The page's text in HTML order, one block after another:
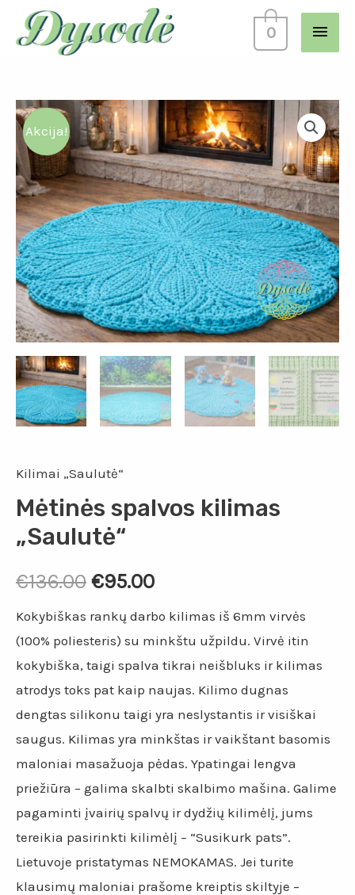
0
Akcija!
Kilimai „Saulutė“
Mėtinės spalvos kilimas
„Saulutė“
€136.00 €95.00
Kokybiškas rankų darbo kilimas iš 6mm virvės
(100% poliesteris) su minkštu užpildu. Virvė itin
kokybiška, taigi spalva tikrai neišbluks ir kilimas
atrodys toks pat kaip naujas. Kilimo dugnas
dengtas silikonu taigi yra neslystantis ir visiškai
saugus. Kilimas yra minkštas ir vaikštant basomis
maloniai masažuoja pėdas. Ypatingai lengva
priežiūra – galima skalbti skalbimo mašina. Galime
pagaminti įvairių spalvų ir dydžių kilimėlį, jums
tereikia pasirinkti kilimėlį – “Susikurk pats”.
Lietuvoje pristatymas NEMOKAMAS. Jei turite
klausimų maloniai prašome kreiptis skiltyje –